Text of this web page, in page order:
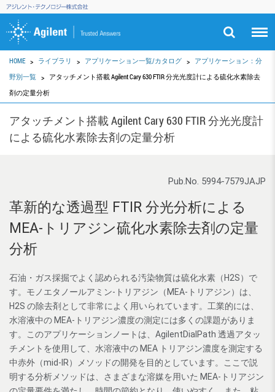
HOME ライブラリ アプリケーション一覧/カタログ
アプリケーション：分
野別一覧
アタッチメント搭載 Agilent Cary 630 FTIR 分光光度計による硫化水素除去
剤の定量分析
アタッチメント搭載 Agilent Cary 630 FTIR 分光光度計
による硫化水素除去剤の定量分析
Pub.No. 5994-7579JAJP
革新的な透過型 FTIR 分光分析による
MEA-トリアジン硫化水素除去剤の定量
分析
石油・ガス採掘でよく認められる汚染物質は硫化水素（H2S）で
す。モノエタノールアミン-トリアジン（MEA-トリアジン）は、
H2S の除去剤として非常によく用いられています。工業的には、
水溶液中の MEA-トリアジン濃度の測定には多くの課題がありま
す。このアプリケーションノートは、AgilentDialPath 透過アタッ
チメントを使用して、水溶液中の MEA トリアジン濃度を測定する
中赤外（mid-IR）メソッドの開発を目的としています。ここで説
明する分析メソッドは、さまざまな溶媒を用いた MEA-トリアジン